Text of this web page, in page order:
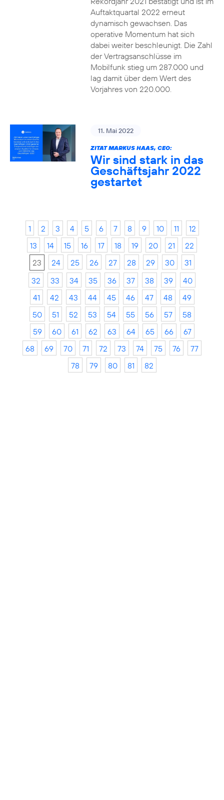
Auftaktquartal 2022 erneut
dynamisch gewachsen. Das
operative Momentum hat sich
dabei weiter beschleunigt. Die Zahl
der Vertragsanschlüsse im
Mobilfunk stieg um 287.000 und
lag damit über dem Wert des
Vorjahres von 220.000.
11. Mai 2022
ZITAT MARKUS HAAS, CEO:
Wir sind stark in das
Geschäftsjahr 2022
gestartet
1 2 3 4 5 6 7 8 9 10 11
12
13
14 15 16 17 18 19 20 21
22
23
24 25 26 27 28 29 30
31
32
33 34 35 36 37 38 39
40
41
42 43 44 45 46 47 48
49
50
51 52 53 54 55 56 57
58
59
60 61 62 63 64 65 66
67
68
69 70 71 72 73 74 75 76
77
78
79 80 81 82